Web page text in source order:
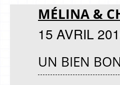
MÉLINA &
15 AVRIL
UN BIEN